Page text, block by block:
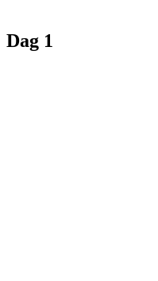
Dag 1